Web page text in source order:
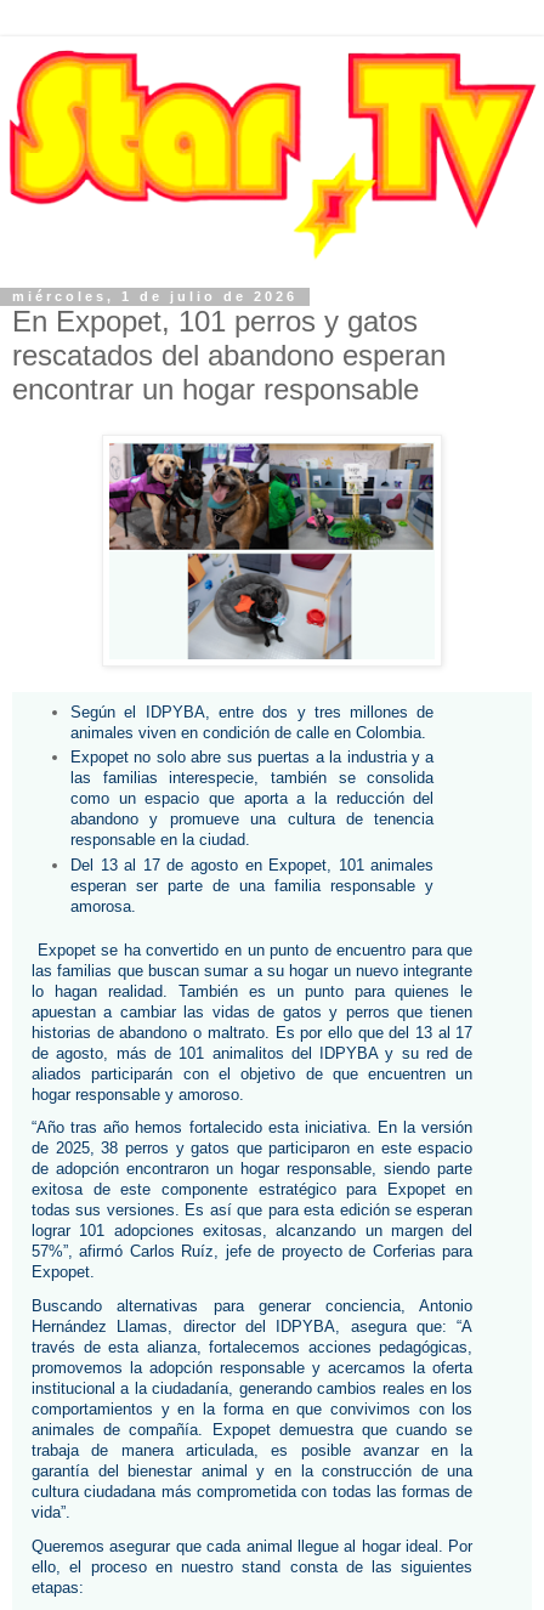
miércoles, 1 de julio de 2026
En Expopet, 101 perros y gatos
rescatados del abandono esperan
encontrar un hogar responsable
Según el IDPYBA, entre dos y tres millones de
animales viven en condición de calle en Colombia.
Expopet no solo abre sus puertas a la industria y a
las familias interespecie, también se consolida
como un espacio que aporta a la reducción del
abandono y promueve una cultura de tenencia
responsable en la ciudad.
Del 13 al 17 de agosto en Expopet, 101 animales
esperan ser parte de una familia responsable y
amorosa.
las familias que buscan sumar a su hogar un nuevo integrante
lo hagan realidad. También es un punto para quienes le
apuestan a cambiar las vidas de gatos y perros que tienen
historias de abandono o maltrato. Es por ello que del 13 al 17
de agosto, más de 101 animalitos del IDPYBA y su red de
aliados participarán con el objetivo de que encuentren un
hogar responsable y amoroso.
“Año tras año hemos fortalecido esta iniciativa. En la versión
de 2025, 38 perros y gatos que participaron en este espacio
de adopción encontraron un hogar responsable, siendo parte
exitosa de este componente estratégico para Expopet en
todas sus versiones. Es así que para esta edición se esperan
lograr 101 adopciones exitosas, alcanzando un margen del
57%”, afirmó Carlos Ruíz, jefe de proyecto de Corferias para
Expopet.
Buscando alternativas para generar conciencia, Antonio
Hernández Llamas, director del IDPYBA, asegura que: “A
través de esta alianza, fortalecemos acciones pedagógicas,
promovemos la adopción responsable y acercamos la oferta
institucional a la ciudadanía, generando cambios reales en los
comportamientos y en la forma en que convivimos con los
animales de compañía. Expopet demuestra que cuando se
trabaja de manera articulada, es posible avanzar en la
garantía del bienestar animal y en la construcción de una
cultura ciudadana más comprometida con todas las formas de
vida”.
Queremos asegurar que cada animal llegue al hogar ideal. Por
ello, el proceso en nuestro stand consta de las siguientes
etapas: